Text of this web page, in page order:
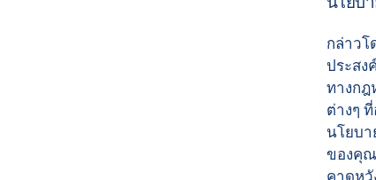
กล่าวโ
ประสง
ทางกฎ
ต่างๆ
นโยบา
ของคุณ
คาดห